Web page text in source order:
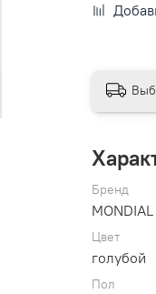
Бренд
MONDIAL
Цвет
голубой
Пол